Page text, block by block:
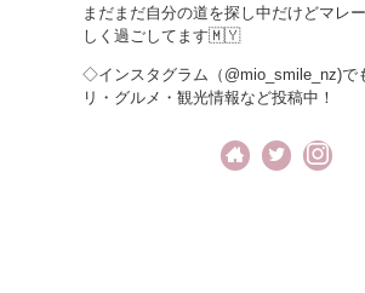
まだまだ自分の道を探し中だけどマレ
しく過ごしてます🇲🇾
◇インスタグラム（@mio_smile_nz)で
リ・グルメ・観光情報など投稿中！